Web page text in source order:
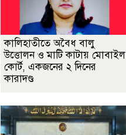
কালিহাতীতে অবৈধ বালু
উত্তোলন ও মাটি কাটায় মোবাইল
কোর্ট, একজনের ২ দিনের
কারাদণ্ড